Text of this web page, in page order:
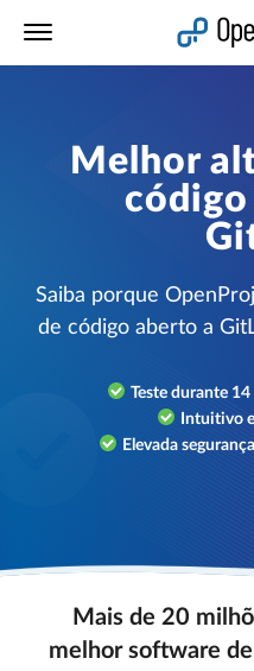
Melhor
código
Saiba porque
de código aberto a
Teste durante
Intuitivo
Elevada
Mais de 20
melhor software
Abrir a ligação num novo